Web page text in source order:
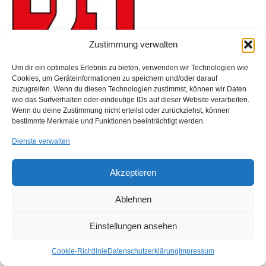
Zustimmung verwalten
Um dir ein optimales Erlebnis zu bieten, verwenden wir Technologien wie
Cookies, um Geräteinformationen zu speichern und/oder darauf
zuzugreifen. Wenn du diesen Technologien zustimmst, können wir Daten
wie das Surfverhalten oder eindeutige IDs auf dieser Website verarbeiten.
Wenn du deine Zustimmung nicht erteilst oder zurückziehst, können
bestimmte Merkmale und Funktionen beeinträchtigt werden.
Dienste verwalten
Akzeptieren
Ablehnen
Einstellungen ansehen
Cookie-Richtlinie Datenschutzerklärung Impressum
© 2026 ALPA Industrievertretungen GmbH - WordPress Theme by